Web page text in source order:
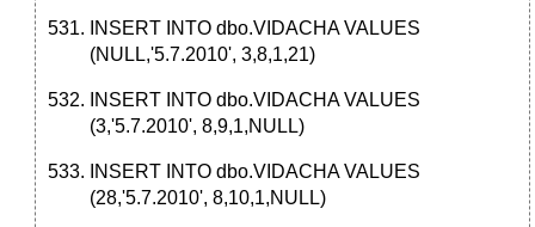
INSERT INTO dbo.VIDACHA VALUES
(NULL,'5.7.2010', 3,8,1,21)
INSERT INTO dbo.VIDACHA VALUES
(3,'5.7.2010', 8,9,1,NULL)
INSERT INTO dbo.VIDACHA VALUES
(28,'5.7.2010', 8,10,1,NULL)